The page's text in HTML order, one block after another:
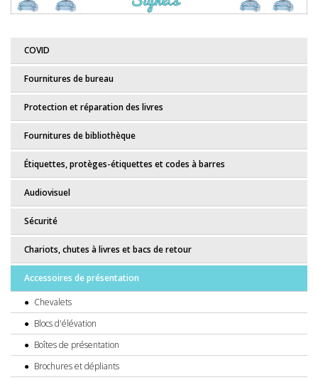
COVID
Fournitures de bureau
Protection et réparation des livres
Fournitures de bibliothèque
Étiquettes, protèges-étiquettes et codes à barres
Audiovisuel
Sécurité
Chariots, chutes à livres et bacs de retour
Accessoires de présentation
Chevalets
Blocs d'élévation
Boîtes de présentation
Brochures et dépliants